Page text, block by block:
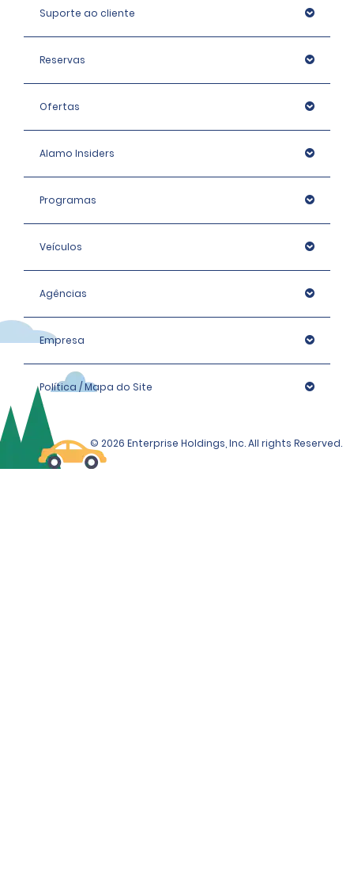
Suporte ao cliente
Reservas
Ofertas
Alamo Insiders
Programas
Veículos
Agências
Empresa
Política / Mapa do Site
© 2026 Enterprise Holdings, Inc. All rights Reserved.